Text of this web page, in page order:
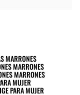
MARRONES
MARRONES
MARRONES
MUJER
PARA MUJER